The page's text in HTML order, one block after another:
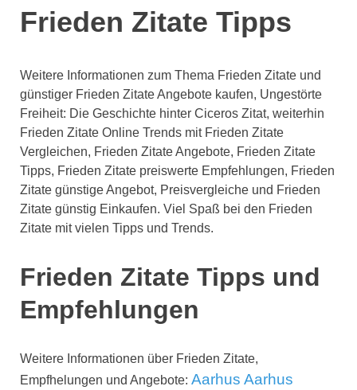
Frieden Zitate Tipps
Weitere Informationen zum Thema Frieden Zitate und
günstiger Frieden Zitate Angebote kaufen, Ungestörte
Freiheit: Die Geschichte hinter Ciceros Zitat, weiterhin
Frieden Zitate Online Trends mit Frieden Zitate
Vergleichen, Frieden Zitate Angebote, Frieden Zitate
Tipps, Frieden Zitate preiswerte Empfehlungen, Frieden
Zitate günstige Angebot, Preisvergleiche und Frieden
Zitate günstig Einkaufen. Viel Spaß bei den Frieden
Zitate mit vielen Tipps und Trends.
Frieden Zitate Tipps und
Empfehlungen
Weitere Informationen über Frieden Zitate,
Empfhelungen und Angebote: Aarhus Aarhus